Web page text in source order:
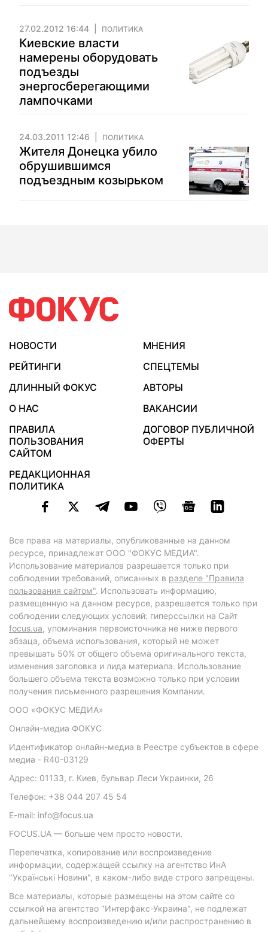
27.02.2012 16:44 ПОЛИТИКА
Киевские власти
намерены оборудовать
подъезды
энергосберегающими
лампочками
24.03.2011 12:46 ПОЛИТИКА
Жителя Донецка убило
обрушившимся
подъездным козырьком
НОВОСТИ
МНЕНИЯ
РЕЙТИНГИ
СПЕЦТЕМЫ
ДЛИННЫЙ ФОКУС
АВТОРЫ
О НАС
ВАКАНСИИ
ПРАВИЛА
ПОЛЬЗОВАНИЯ
САЙТОМ
ДОГОВОР ПУБЛИЧНОЙ
ОФЕРТЫ
РЕДАКЦИОННАЯ
ПОЛИТИКА
Все права на материалы, опубликованные на данном
ресурсе, принадлежат ООО "ФОКУС МЕДИА".
Использование материалов разрешается только при
соблюдении требований, описанных в разделе "Правила
пользования сайтом". Использовать информацию,
размещенную на данном ресурсе, разрешается только при
соблюдении следующих условий: гиперссылки на Сайт
focus.ua, упоминания первоисточника не ниже первого
абзаца, объема использования, который не может
превышать 50% от общего объема оригинального текста,
изменения заголовка и лида материала. Использование
большего объема текста возможно только при условии
получения письменного разрешения Компании.
ООО «ФОКУС МЕДИА»
Онлайн-медиа ФОКУС
Идентификатор онлайн-медиа в Реестре субъектов в сфере
медиа - R40-03129
Адрес: 01133, г. Киев, бульвар Леси Украинки, 26
Телефон: +38 044 207 45 54
E-mail: info@focus.ua
FOCUS.UA — больше чем просто новости.
Перепечатка, копирование или воспроизведение
информации, содержащей ссылку на агентство ИнА
"Українські Новини", в каком-либо виде строго запрещены.
Все материалы, которые размещены на этом сайте со
ссылкой на агентство "Интерфакс-Украина", не подлежат
дальнейшему воспроизведению и/или распространению в